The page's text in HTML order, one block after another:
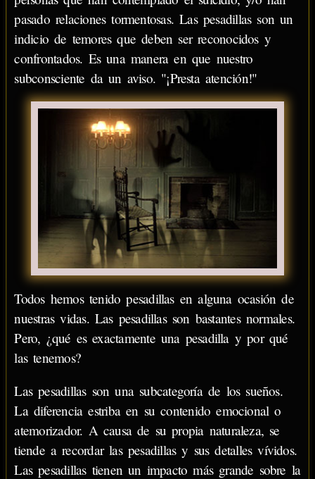
pasado relaciones tormentosas. Las pesadillas son un
indicio de temores que deben ser reconocidos y
confrontados. Es una manera en que nuestro
subconsciente da un aviso. "¡Presta atención!"
Todos hemos tenido pesadillas en alguna ocasión de
nuestras vidas. Las pesadillas son bastantes normales.
Pero, ¿qué es exactamente una pesadilla y por qué
las tenemos?
Las pesadillas son una subcategoría de los sueños.
La diferencia estriba en su contenido emocional o
atemorizador. A causa de su propia naturaleza, se
tiende a recordar las pesadillas y sus detalles vívidos.
Las pesadillas tienen un impacto más grande sobre la